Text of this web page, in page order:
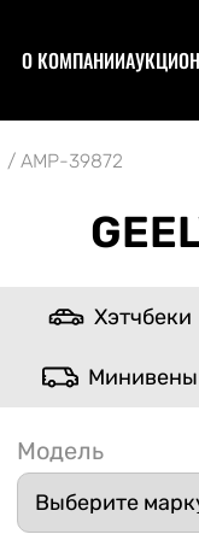
О КОМПАНИИ
AMP-39872
Хэтчбеки
Минивены
Модель